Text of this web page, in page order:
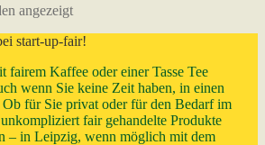
angezeigtNach
sortiert
start-up-fair!
fairem Kaffee oder einer Tasse Tee
wenn Sie keine Zeit haben, in einen
für Sie privat oder für den Bedarf im
fair gehandelte Produkte
– in Leipzig, wenn möglich mit dem